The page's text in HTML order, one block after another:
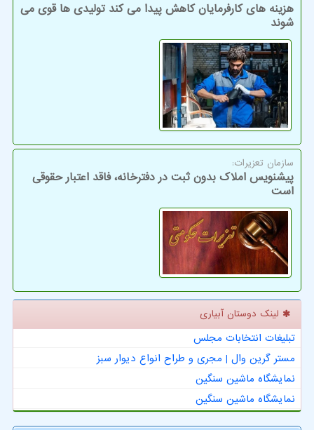
هزینه های کارفرمایان کاهش پیدا می کند تولیدی ها قوی می
شوند
سازمان تعزیرات:
پیشنویس املاک بدون ثبت در دفترخانه، فاقد اعتبار حقوقی
است
لینک دوستان آبیاری
تبلیغات انتخابات مجلس
مستر گرین وال | مجری و طراح انواع دیوار سبز
نمایشگاه ماشین سنگین
نمایشگاه ماشین سنگین